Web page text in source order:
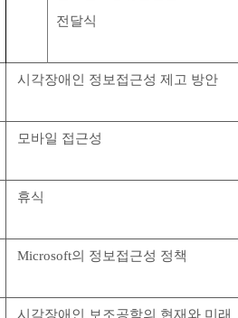
전달식
시각장애인 정보접근성 제고 방안
모바일 접근성
휴식
Microsoft의 정보접근성 정책
시각장애인 보조공학의 현재와 미래